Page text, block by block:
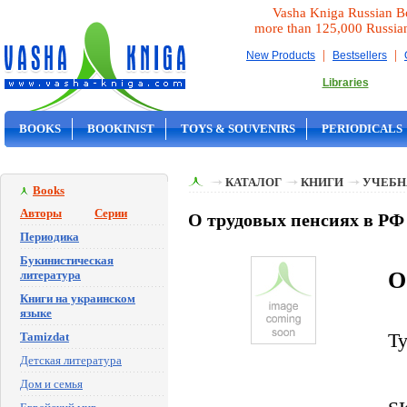
Vasha Kniga Russian
more than 125,000
New Products | Bestsellers |
Libraries
BOOKS BOOKINIST TOYS & SOUVENIRS PERIODICALS
Books
Авторы
Серии
Периодика
Букинистическая
литература
Книги на украинском
языке
Tamizdat
Детская литература
Дом и семья
КАТАЛОГ КНИГИ
О трудовых пенсиях в